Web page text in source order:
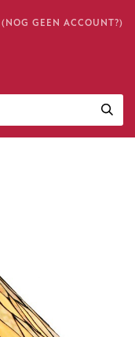
(NOG GEEN ACCOUNT?)